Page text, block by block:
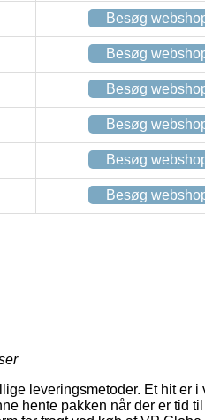
Besøg
Besøg
Besøg
Besøg
Besøg
Besøg
leveringsmetoder. Et hit er
hente pakken når der er tid